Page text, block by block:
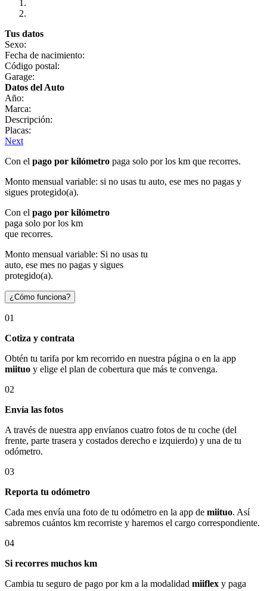
Tus datos
Sexo:
Fecha de nacimiento:
Código postal:
Garage:
Datos del Auto
Año:
Marca:
Descripción:
Placas:
Next
Con el pago por kilómetro paga solo por los km que recorres.
Monto mensual variable: si no usas tu auto, ese mes no pagas y
sigues protegido(a).
Con el pago por kilómetro
paga solo por los km
que recorres.
Monto mensual variable: Si no usas tu
auto, ese mes no pagas y sigues
protegido(a).
¿Cómo funciona?
01
Cotiza y contrata
Obtén tu tarifa por km recorrido en nuestra página o en la app
miituo y elige el plan de cobertura que más te convenga.
02
Envía las fotos
A través de nuestra app envíanos cuatro fotos de tu coche (del
frente, parte trasera y costados derecho e izquierdo) y una de tu
odómetro.
03
Reporta tu odómetro
Cada mes envía una foto de tu odómetro en la app de miituo. Así
sabremos cuántos km recorriste y haremos el cargo correspondiente.
04
Si recorres muchos km
Cambia tu seguro de pago por km a la modalidad miiflex y paga